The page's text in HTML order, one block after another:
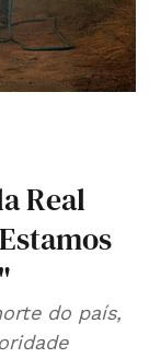
Real
do país,